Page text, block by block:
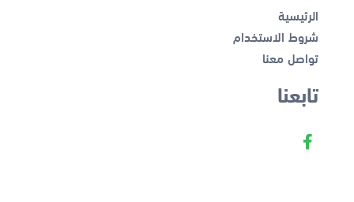
الرئيسية
شروط الاستخدام
تواصل معنا
تابعنا